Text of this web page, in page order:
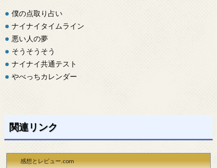
僕の点取り占い
ナイナイタイムライン
悪い人の夢
そうそうそう
ナイナイ共通テスト
やべっちカレンダー
関連リンク
感想とレビュー.com